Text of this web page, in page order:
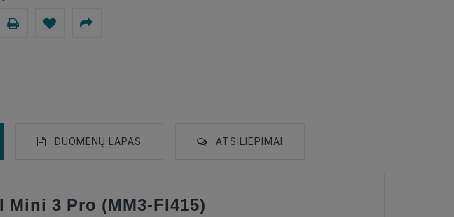
DUOMENŲ LAPAS ATSILIEPIMAI
3 Pro (MM3-FI415)